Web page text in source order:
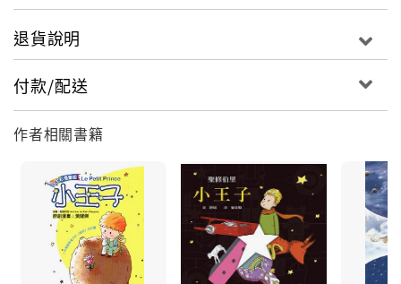
退貨說明
付款/配送
作者相關書籍